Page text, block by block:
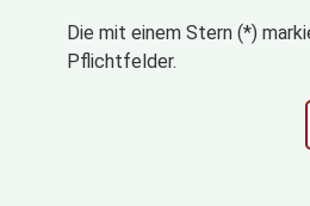
Die mit einem Stern (*)
Pflichtfelder.